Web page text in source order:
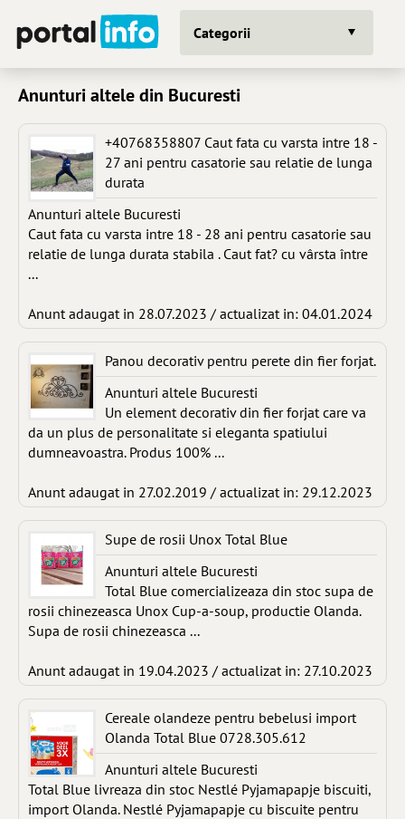
Categorii
Anunturi altele din Bucuresti
+40768358807 Caut fata cu varsta intre 18 -
27 ani pentru casatorie sau relatie de lunga
durata
Anunturi altele Bucuresti
Caut fata cu varsta intre 18 - 28 ani pentru casatorie sau
relatie de lunga durata stabila . Caut fat? cu vârsta între
...
Anunt adaugat in 28.07.2023 / actualizat in: 04.01.2024
Panou decorativ pentru perete din fier forjat.
Anunturi altele Bucuresti
Un element decorativ din fier forjat care va
da un plus de personalitate si eleganta spatiului
dumneavoastra. Produs 100% ...
Anunt adaugat in 27.02.2019 / actualizat in: 29.12.2023
Supe de rosii Unox Total Blue
Anunturi altele Bucuresti
Total Blue comercializeaza din stoc supa de
rosii chinezeasca Unox Cup-a-soup, productie Olanda.
Supa de rosii chinezeasca ...
Anunt adaugat in 19.04.2023 / actualizat in: 27.10.2023
Cereale olandeze pentru bebelusi import
Olanda Total Blue 0728.305.612
Anunturi altele Bucuresti
Total Blue livreaza din stoc Nestlé Pyjamapapje biscuiti,
import Olanda. Nestlé Pyjamapapje cu biscuite pentru